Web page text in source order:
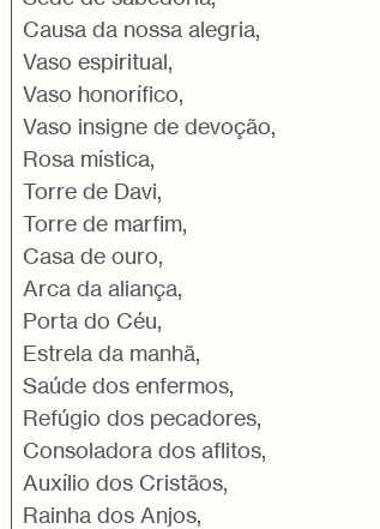
Causa da nossa alegria,
Vaso espiritual,
Vaso honorífico,
Vaso insigne de devoção,
Rosa mística,
Torre de Davi,
Torre de marfim,
Casa de ouro,
Arca da aliança,
Porta do Céu,
Estrela da manhã,
Saúde dos enfermos,
Refúgio dos pecadores,
Consoladora dos aflitos,
Auxílio dos Cristãos,
Rainha dos Anjos,